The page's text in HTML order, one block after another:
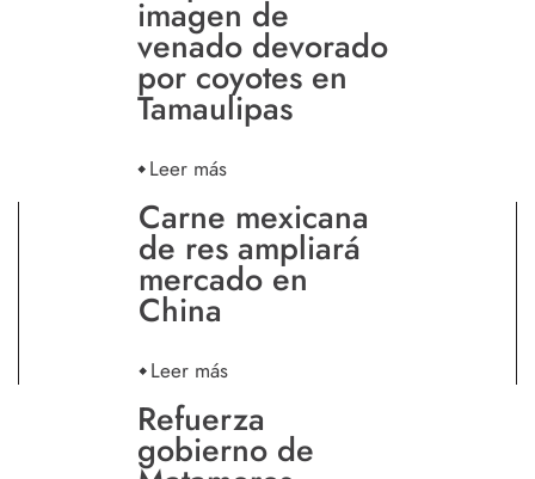
imagen de
venado devorado
por coyotes en
Tamaulipas
Leer más
Carne mexicana
de res ampliará
mercado en
China
Leer más
Refuerza
gobierno de